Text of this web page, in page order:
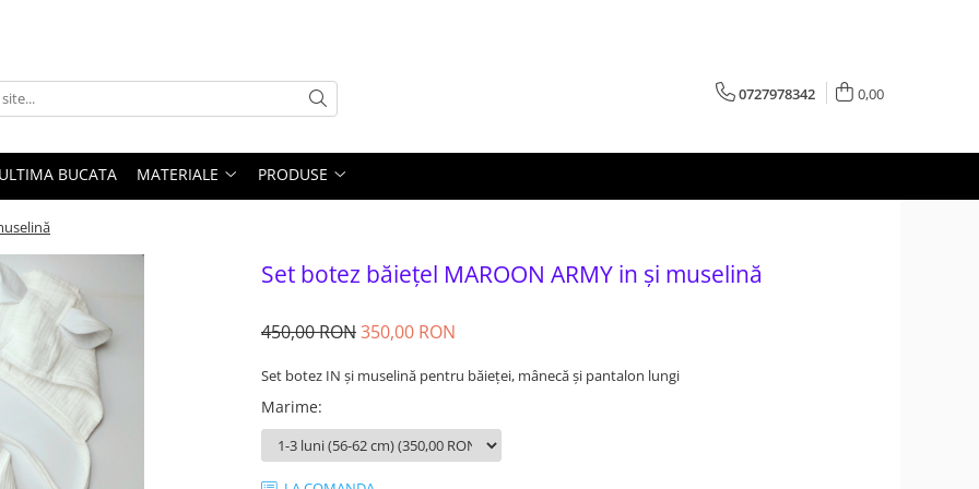
0727978342 0,00
ULTIMA BUCATA MATERIALE PRODUSE
Set botez băiețel MAROON ARMY in și muselină
450,00 RON350,00 RON
Set botez IN și muselină pentru băieței, mânecă și pantalon lungi
Marime: